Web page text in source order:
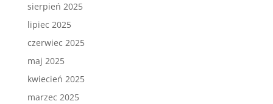
sierpień 2025
lipiec 2025
czerwiec 2025
maj 2025
kwiecień 2025
marzec 2025